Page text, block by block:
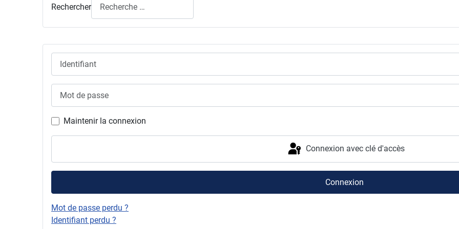
Maintenir la connexion
Connexion avec clé d'accès
Connexion
Mot de passe perdu ?
Identifiant perdu ?
Rechercher